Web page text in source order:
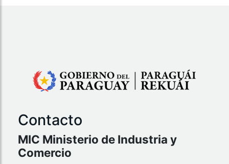
Contacto
MIC Ministerio de Industria y
Comercio